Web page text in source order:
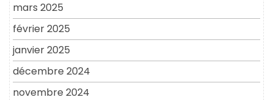
mars 2025
février 2025
janvier 2025
décembre 2024
novembre 2024